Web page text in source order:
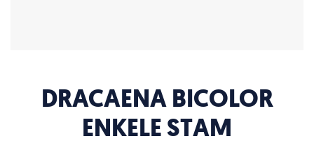
DRACAENA BICOLOR
ENKELE STAM